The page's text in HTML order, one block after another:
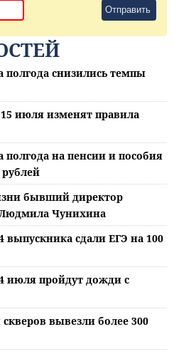
Отправить
полгода снизились темпы
июля изменят правила
полгода на пенсии и пособия
бывший директор
Чунихина
выпускника сдали ЕГЭ на 100
июля пройдут дожди с
вывезли более 300